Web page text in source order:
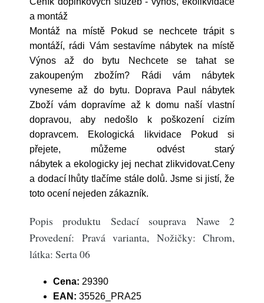
a montáž
Montáž na místě Pokud se nechcete trápit s
montáží, rádi Vám sestavíme nábytek na místě
Výnos až do bytu Nechcete se tahat se
zakoupeným zbožím? Rádi vám nábytek
vyneseme až do bytu. Doprava Paul nábytek
Zboží vám dopravíme až k domu naší vlastní
dopravou, aby nedošlo k poškození cizím
dopravcem. Ekologická likvidace Pokud si
přejete, můžeme odvést starý
nábytek a ekologicky jej nechat zlikvidovat.Ceny
a dodací lhůty tlačíme stále dolů. Jsme si jistí, že
toto ocení nejeden zákazník.
Popis produktu Sedací souprava Nawe 2
Provedení: Pravá varianta, Nožičky: Chrom,
látka: Serta 06
Cena: 29390
EAN: 35526_PRA25